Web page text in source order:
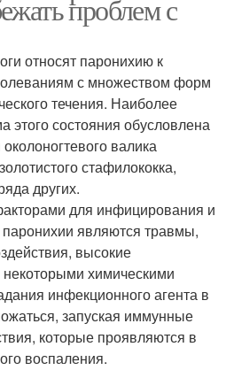
проблем с
относят паронихию к
с множеством форм
течения. Наиболее
этого состояния обусловлена
валика
стафилококка,
других.
для инфицирования и
являются травмы,
высокие
некоторыми химическими
инфекционного агента в
запуская иммунные
которые проявляются в
воспаления.